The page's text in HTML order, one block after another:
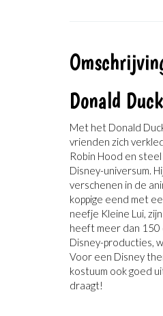
Donald
Met het Donald
vrienden zich
Robin Hood en
Disney-universum.
verschenen in de
koppige eend met
neefje Kleine Lui,
heeft meer dan 150
Disney-producties,
Voor een Disney
kostuum ook goed
draagt!